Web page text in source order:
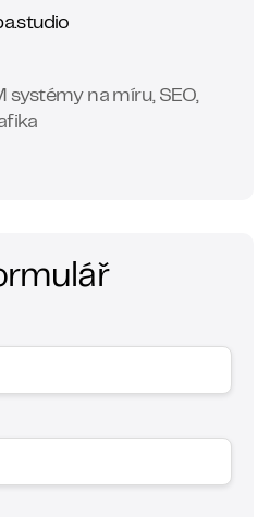
systémy na míru, SEO,